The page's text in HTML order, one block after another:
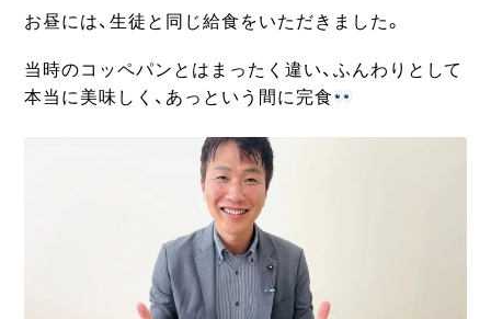
お昼には、生徒と同じ給食をいただきました。
当時のコッペパンとはまったく違い、ふんわりとして
本当に美味しく、あっという間に完食